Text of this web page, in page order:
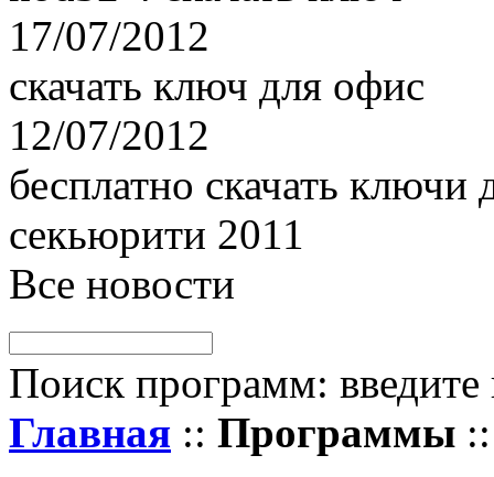
17/07/2012
скачать ключ для офис
12/07/2012
бесплатно скачать ключи
секьюрити 2011
Все новости
Поиск программ: введите
Главная :: Программы